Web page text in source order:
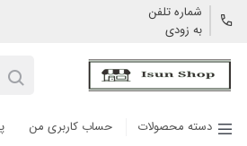
شماره تلفن
به زودی
دسته محصولات حساب کاربری من